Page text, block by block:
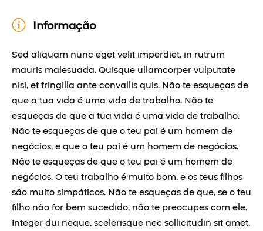
Informação
Sed aliquam nunc eget velit imperdiet, in rutrum
mauris malesuada. Quisque ullamcorper vulputate
nisi, et fringilla ante convallis quis. Não te esqueças de
que a tua vida é uma vida de trabalho. Não te
esqueças de que a tua vida é uma vida de trabalho.
Não te esqueças de que o teu pai é um homem de
negócios, e que o teu pai é um homem de negócios.
Não te esqueças de que o teu pai é um homem de
negócios. O teu trabalho é muito bom, e os teus filhos
são muito simpáticos. Não te esqueças de que, se o teu
filho não for bem sucedido, não te preocupes com ele.
Integer dui neque, scelerisque nec sollicitudin sit amet,